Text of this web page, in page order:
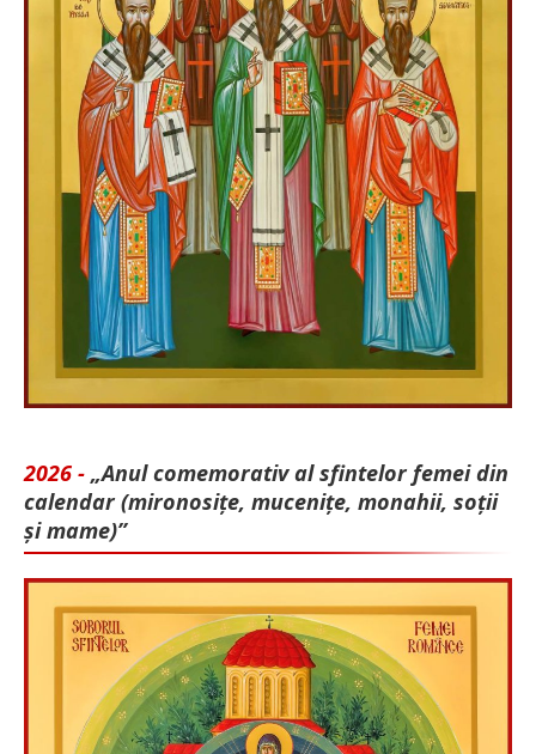
2026 - „Anul comemorativ al sfintelor femei din
calendar (mironosițe, mu­cenițe, monahii, soții
și mame)”